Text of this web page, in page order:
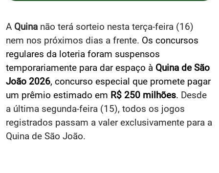
A Quina não terá sorteio nesta terça-feira (16)
nem nos próximos dias a frente. Os concursos
regulares da loteria foram suspensos
temporariamente para dar espaço à Quina de São
João 2026, concurso especial que promete pagar
um prêmio estimado em R$ 250 milhões. Desde
a última segunda-feira (15), todos os jogos
registrados passam a valer exclusivamente para a
Quina de São João.